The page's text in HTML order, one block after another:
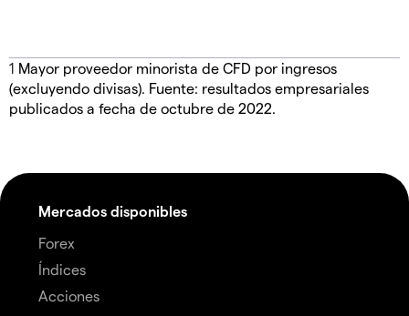
1 Mayor proveedor minorista de CFD por ingresos
(excluyendo divisas). Fuente: resultados empresariales
publicados a fecha de octubre de 2022.
Mercados disponibles
Forex
Índices
Acciones